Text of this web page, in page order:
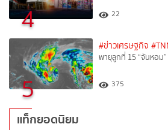
4 22
5
#ข่าวเศรษฐกิจ
พายุลูกที่ 15 “จันหอม
375
แท็กยอดนิยม